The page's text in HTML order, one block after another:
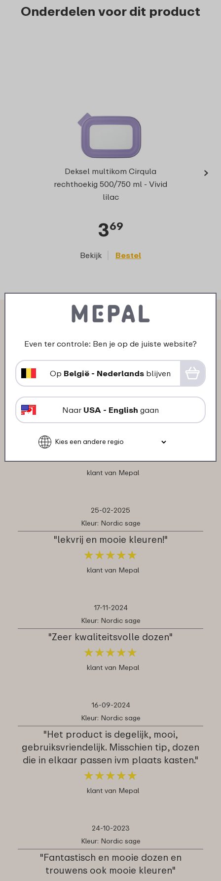
Onderdelen voor dit product
Deksel multikom Cirqula
rechthoekig 500/750 ml - Vivid
lilac
369
Bekijk Bestel
›
Wat anderen zeggen over
Multikom Cirqula rechthoekig
500 ml:
06-03-2025
Kleur: Nordic blue
stapelbaar in de vriezer, top product"
★★★★★
★★★★★
klant van Mepal
25-02-2025
Kleur: Nordic sage
"lekvrij en mooie kleuren!"
★★★★★
★★★★★
klant van Mepal
17-11-2024
Kleur: Nordic sage
"Zeer kwaliteitsvolle dozen"
★★★★★
★★★★★
klant van Mepal
16-09-2024
Kleur: Nordic sage
"Het product is degelijk, mooi,
gebruiksvriendelijk. Misschien tip, dozen
die in elkaar passen ivm plaats kasten."
★★★★★
★★★★★
klant van Mepal
24-10-2023
Kleur: Nordic sage
"Fantastisch en mooie dozen en
trouwens ook mooie kleuren"
Even ter controle: Ben je op de juiste website?
Op België - Nederlands blijven
Naar USA - English gaan